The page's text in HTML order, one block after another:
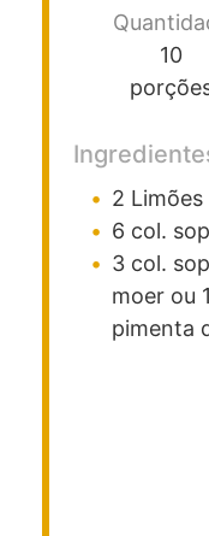
10
2
6 col.
3 col.
moer ou
pimenta